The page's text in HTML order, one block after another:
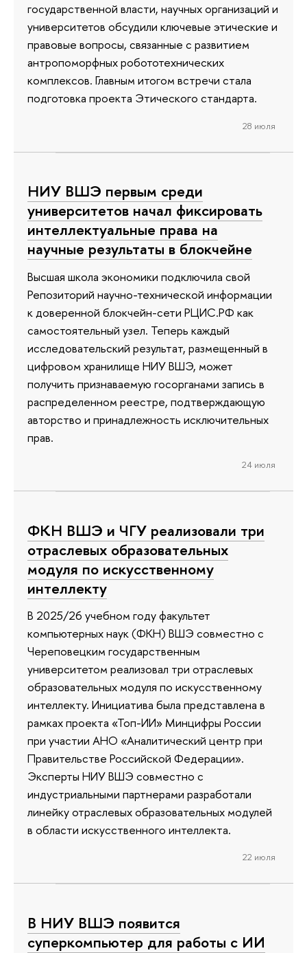
государственной власти, научных организаций и
университетов обсудили ключевые этические и
правовые вопросы, связанные с развитием
антропоморфных робототехнических
комплексов. Главным итогом встречи стала
подготовка проекта Этического стандарта.
28 июля
НИУ ВШЭ первым среди
университетов начал фиксировать
интеллектуальные права на
научные результаты в блокчейне
Высшая школа экономики подключила свой
Репозиторий научно-технической информации
к доверенной блокчейн-сети РЦИС.РФ как
самостоятельный узел. Теперь каждый
исследовательский результат, размещенный в
цифровом хранилище НИУ ВШЭ, может
получить признаваемую госорганами запись в
распределенном реестре, подтверждающую
авторство и принадлежность исключительных
прав.
24 июля
ФКН ВШЭ и ЧГУ реализовали три
отраслевых образовательных
модуля по искусственному
интеллекту
В 2025/26 учебном году факультет
компьютерных наук (ФКН) ВШЭ совместно с
Череповецким государственным
университетом реализовал три отраслевых
образовательных модуля по искусственному
интеллекту. Инициатива была представлена в
рамках проекта «Топ-ИИ» Минцифры России
при участии АНО «Аналитический центр при
Правительстве Российской Федерации».
Эксперты НИУ ВШЭ совместно с
индустриальными партнерами разработали
линейку отраслевых образовательных модулей
в области искусственного интеллекта.
22 июля
В НИУ ВШЭ появится
суперкомпьютер для работы с ИИ